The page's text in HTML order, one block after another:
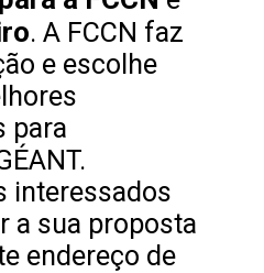
. A FCCN faz
e escolhe
para
interessados
a sua proposta
endereço de